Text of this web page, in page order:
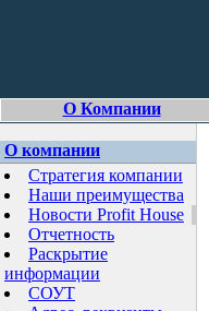
О Компании
О компании
Стратегия компании
Наши преимущества
Новости Profit House
Отчетность
Раскрытие
информации
СОУТ